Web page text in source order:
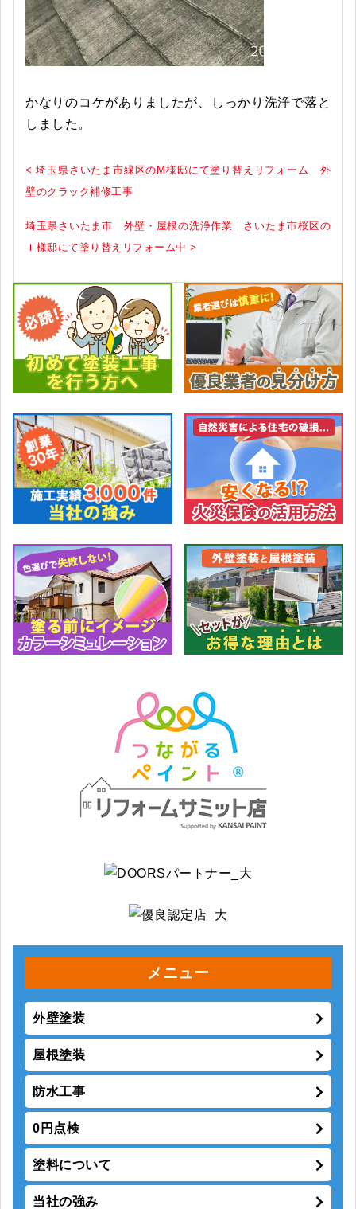
かなりのコケがありましたが、しっかり洗浄で落と
しました。
< 埼玉県さいたま市緑区のM様邸にて塗り替えリフォーム 外
壁のクラック補修工事
埼玉県さいたま市 外壁・屋根の洗浄作業｜さいたま市桜区の
Ｉ様邸にて塗り替えリフォーム中 >
メニュー
外壁塗装
屋根塗装
防水工事
0円点検
塗料について
当社の強み